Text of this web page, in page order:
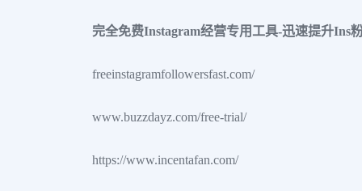
完全免费Instagram经营专用工具-迅速提升Ins
freeinstagramfollowersfast.com/
www.buzzdayz.com/free-trial/
https://www.incentafan.com/